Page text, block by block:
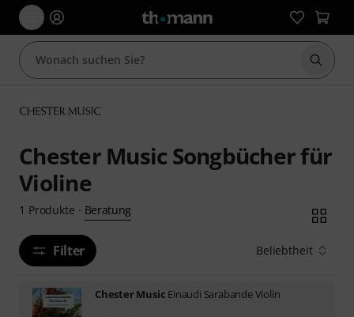
Suche
Chester Music Songbücher für
Violine
1 Produkte · Beratung
Filter Beliebtheit
Chester Music Einaudi Sarabande Violin